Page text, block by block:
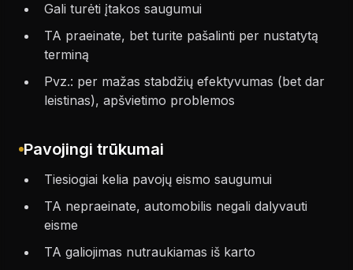
Gali turėti įtakos saugumui
TA praeinate, bet turite pašalinti per nustatytą
terminą
Pvz.: per mažas stabdžių efektyvumas (bet dar
leistinas), apšvietimo problemos
Pavojingi trūkumai
Tiesiogiai kelia pavojų eismo saugumui
TA nepraeinate, automobilis negali dalyvauti
eisme
TA galiojimas nutraukiamas iš karto